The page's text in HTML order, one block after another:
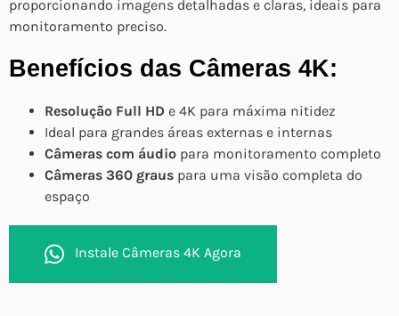
proporcionando imagens detalhadas e claras, ideais para
monitoramento preciso.
Benefícios das Câmeras 4K:
Resolução Full HD e 4K para máxima nitidez
Ideal para grandes áreas externas e internas
Câmeras com áudio para monitoramento completo
Câmeras 360 graus para uma visão completa do
espaço
Instale Câmeras 4K Agora